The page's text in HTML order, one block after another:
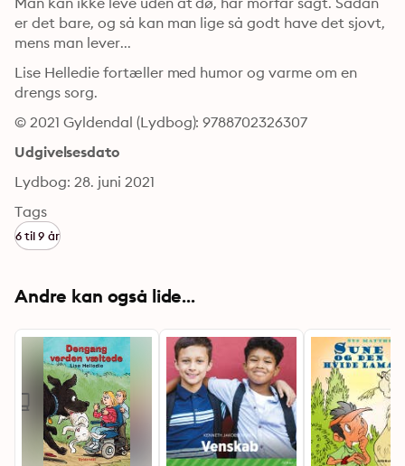
er det bare, og så kan man lige så godt have det sjovt,
mens man lever...
Lise Helledie fortæller med humor og varme om en
drengs sorg.
© 2021 Gyldendal (Lydbog): 9788702326307
Udgivelsesdato
Lydbog: 28. juni 2021
Tags
6 til 9 år
Andre kan også lide...